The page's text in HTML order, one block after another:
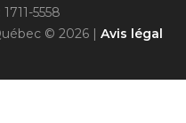
5558
© 2026 | Avis légal